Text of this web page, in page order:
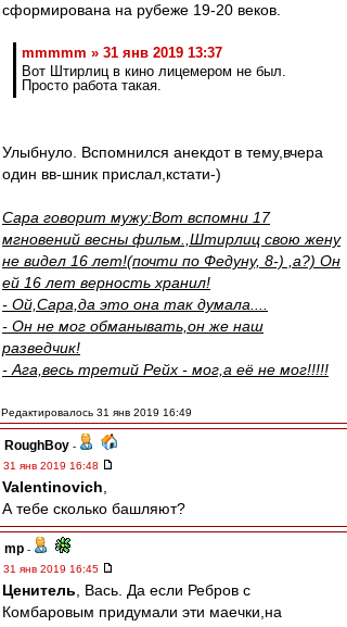
сформирована на рубеже 19-20 веков.
mmmmm » 31 янв 2019 13:37
Вот Штирлиц в кино лицемером не был.
Просто работа такая.
Улыбнуло. Вспомнился анекдот в тему,вчера
один вв-шник прислал,кстати-)
Сара говорит мужу:Вот вспомни 17
мгновений весны фильм.,Штирлиц свою жену
не видел 16 лет!(почти по Федуну, 8-) ,а?) Он
ей 16 лет верность хранил!
- Ой,Сара,да это она так думала....
- Он не мог обманывать,он же наш
разведчик!
- Ага,весь третий Рейх - мог,а её не мог!!!!!
Редактировалось 31 янв 2019 16:49
RoughBoy -
31 янв 2019 16:48
Valentinovich
А тебе сколько башляют?
mp -
31 янв 2019 16:45
Ценитель , Вась. Да если Ребров с
Комбаровым придумали эти маечки,на